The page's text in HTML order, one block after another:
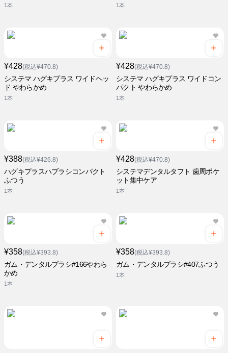
1本 1本
¥428(税込¥470.8)
システマ ハグキプラス ワイドヘッ
ド やわらかめ
1本
¥428(税込¥470.8)
システマ ハグキプラス ワイドコン
パクト やわらかめ
1本
¥388(税込¥426.8)
ハグキプラスハブラシコンパクト
ふつう
1本
¥428(税込¥470.8)
システマデンタルタフト 歯周ポケ
ット集中ケア
1本
¥358(税込¥393.8)
ガム・デンタルブラシ#166やわら
かめ
1本
¥358(税込¥393.8)
ガム・デンタルブラシ#407ふつう
1本